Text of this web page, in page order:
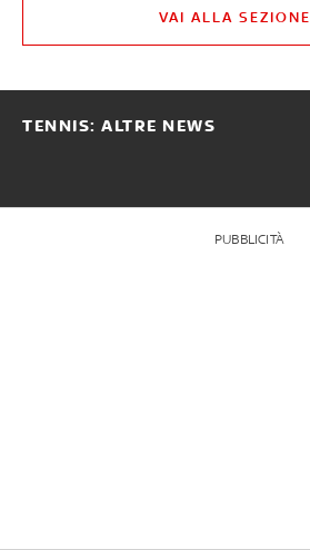
VAI ALLA SEZIONE
TENNIS: ALTRE NEWS
PUBBLICITÀ